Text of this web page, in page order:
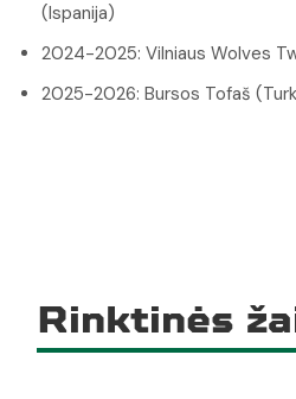
(Ispanija)
2024-2025: Vilniaus Wolves
2025-2026: Bursos Tofaš
Rinktinės